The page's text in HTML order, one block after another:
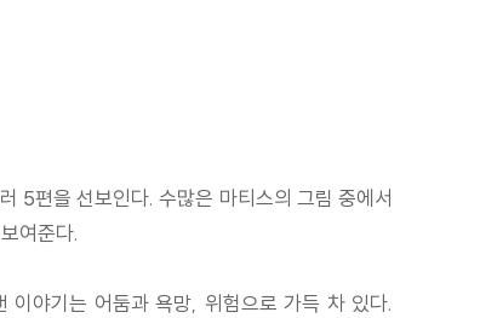
5편을 선보인다. 수많은 마티스의 그림 중에서
여준다.
이야기는 어둠과 욕망, 위험으로 가득 차 있다.